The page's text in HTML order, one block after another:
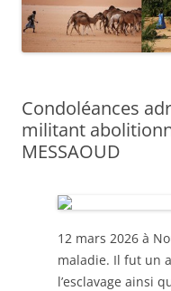
Condoléances
militant
MESSAOUD
12 mars 2026 à
maladie. Il fut un
l’esclavage ainsi